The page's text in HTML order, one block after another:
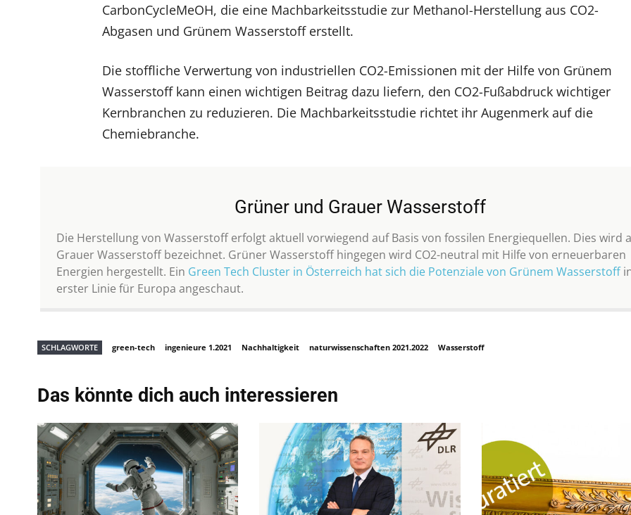
CarbonCycleMeOH, die eine Machbarkeitsstudie zur Methanol-Herstellung aus CO2-
Abgasen und Grünem Wasserstoff erstellt.
Die stoffliche Verwertung von industriellen CO2-Emissionen mit der Hilfe von Grünem
Wasserstoff kann einen wichtigen Beitrag dazu liefern, den CO2-Fußabdruck wichtiger
Kernbranchen zu reduzieren. Die Machbarkeitsstudie richtet ihr Augenmerk auf die
Chemiebranche.
Grüner und Grauer Wasserstoff
Die Herstellung von Wasserstoff erfolgt aktuell vorwiegend auf Basis von fossilen Energiequellen. Dies wird
Grauer Wasserstoff bezeichnet. Grüner Wasserstoff hingegen wird CO2-neutral mit Hilfe von erneuerbaren
Energien hergestellt. Ein Green Tech Cluster in Österreich hat sich die Potenziale von Grünem Wasserstoff
erster Linie für Europa angeschaut.
SCHLAGWORTE green-tech ingenieure 1.2021 Nachhaltigkeit naturwissenschaften 2021.2022 Wasserstoff
Das könnte dich auch interessieren